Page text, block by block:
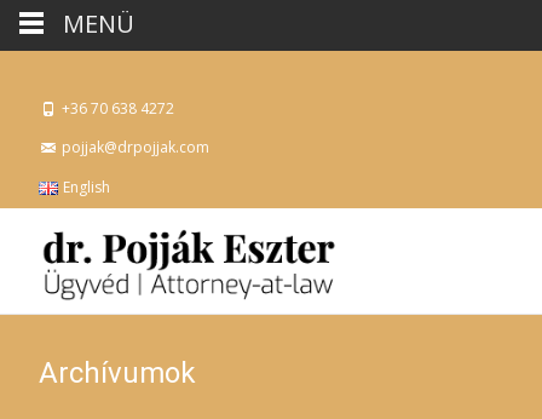
+36 70 638 4272
pojjak@drpojjak.com
English
Archívumok
MENÜ